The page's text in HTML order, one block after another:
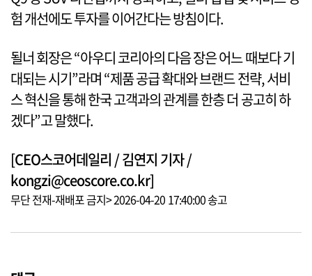
험 개선에도 투자를 이어간다는 방침이다.
될너 회장은 “아우디 코리아의 다음 장은 어느 때보다 기
대되는 시기”라며 “제품 공급 확대와 브랜드 전략, 서비
스 혁신을 통해 한국 고객과의 관계를 한층 더 공고히 하
겠다”고 말했다.
[CEO스코어데일리 / 김연지 기자 /
kongzi@ceoscore.co.kr]
무단 전재-재배포 금지> 2026-04-20 17:40:00 송고